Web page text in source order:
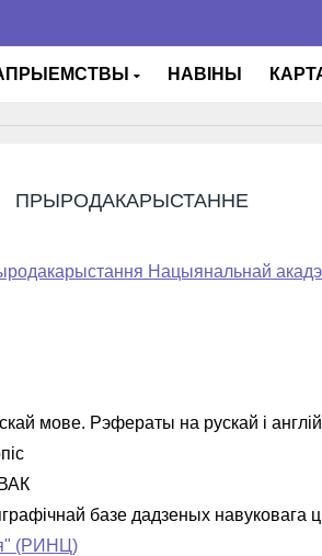
НАВІНЫ
ПРЫРОДАКАРЫСТАННЕ
Нацыянальнай
мове. Рэфераты на рускай і
базе дадзеных навуковага
(РИНЦ)